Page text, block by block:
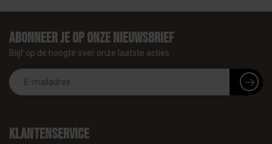
Klantenservice
Abonneer je op onze nieuwsbrief
Blijf op de hoogte over onze laatste acties